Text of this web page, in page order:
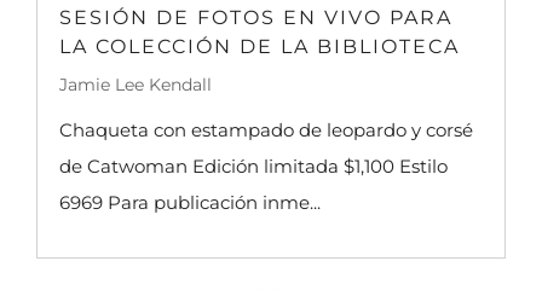
SESIÓN DE FOTOS EN VIVO PARA
LA COLECCIÓN DE LA BIBLIOTECA
Jamie Lee Kendall
Chaqueta con estampado de leopardo y corsé
de Catwoman Edición limitada $1,100 Estilo
6969 Para publicación inme...